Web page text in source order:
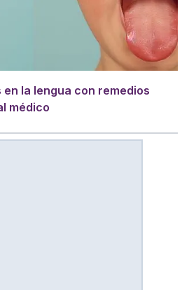
en la lengua con remedios
médico